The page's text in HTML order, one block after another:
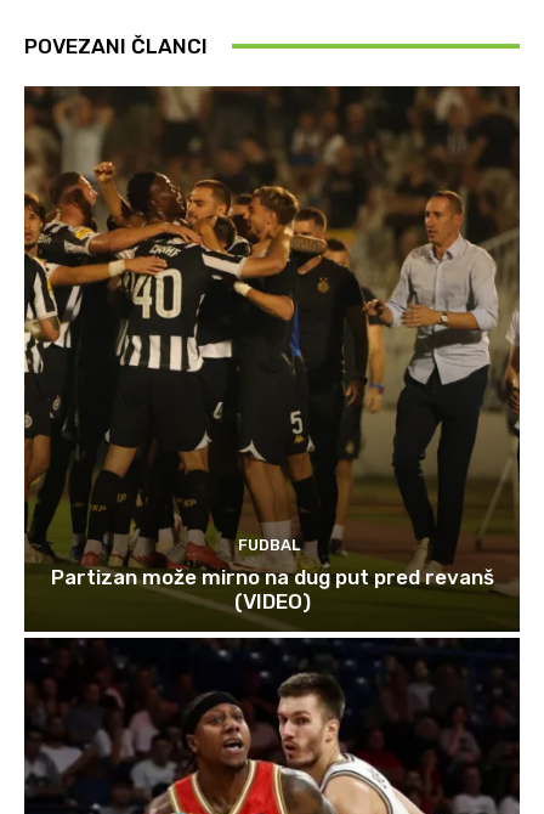
POVEZANI ČLANCI
FUDBAL
Partizan može mirno na dug put pred revanš
(VIDEO)